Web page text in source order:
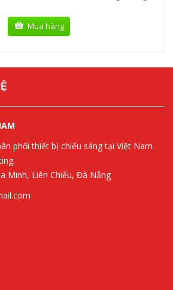
Mua hàng
phối thiết bị chiếu sáng tại Việt Nam.
Minh, Liên Chiểu, Đà Nẵng